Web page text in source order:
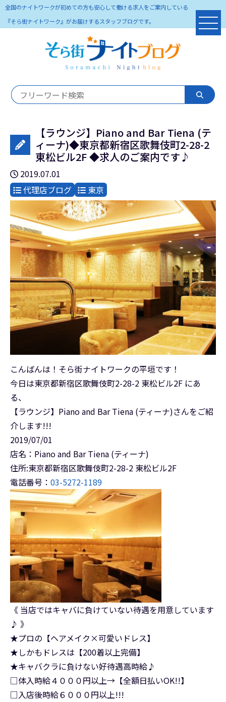
全国のナイトワークが初めての方も安心して働ける求人をご案内している
『そら街ナイトワーク』がお届けするスタッフブログです。
【ラウンジ】Piano and Bar Tiena (テ
ィーナ)◆東京都新宿区歌舞伎町2-28-2
東松ビル2F ◆求人のご案内です♪
2019.07.01
代理店ブログ
東京
こんばんは！そら街ナイトワークの平垣です！
今日は東京都新宿区歌舞伎町2-28-2 東松ビル2F にあ
る、
【ラウンジ】Piano and Bar Tiena (ティーナ)さんをご紹
介します!!!
2019/07/01
店名：Piano and Bar Tiena (ティーナ)
住所:東京都新宿区歌舞伎町2-28-2 東松ビル2F
電話番号： 03-5272-1189
《 当店ではキャバに負けていない待遇を用意しています
♪ 》
★プロの【ヘアメイク×可愛いドレス】
★しかもドレスは【200着以上完備】
★キャバクラに負けない好待遇高時給♪
□体入時給４０００円以上→【全額日払いOK!!】
□入店後時給６０００円以上!!!